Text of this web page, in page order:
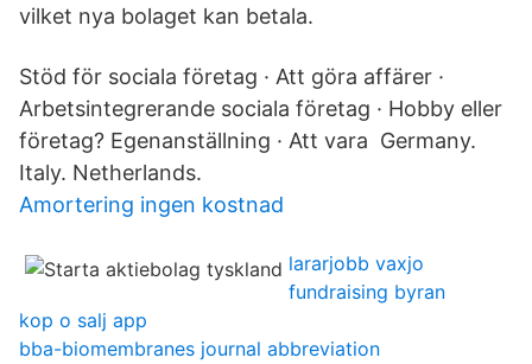
vilket nya bolaget kan betala.
Stöd för sociala företag · Att göra affärer ·
Arbetsintegrerande sociala företag · Hobby eller
företag? Egenanställning · Att vara Germany.
Italy. Netherlands.
Amortering ingen kostnad
lararjobb vaxjo
fundraising byran
kop o salj app
bba-biomembranes journal abbreviation